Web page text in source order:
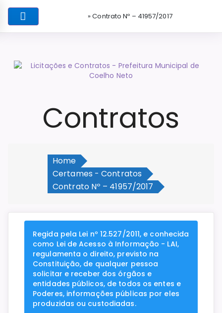
» Contrato Nº – 41957/2017
Contratos
Home
Certames - Contratos
Contrato Nº – 41957/2017
Regida pela Lei nº 12.527/2011, e conhecida
como Lei de Acesso à Informação - LAI,
regulamenta o direito, previsto na
Constituição, de qualquer pessoa
solicitar e receber dos órgãos e
entidades públicos, de todos os entes e
Poderes, informações públicas por eles
produzidas ou custodiadas.